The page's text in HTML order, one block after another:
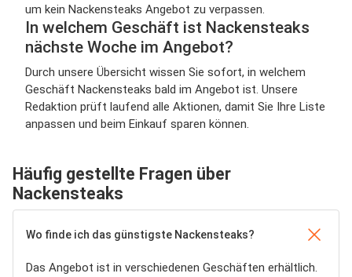
um kein Nackensteaks Angebot zu verpassen.
In welchem Geschäft ist Nackensteaks
nächste Woche im Angebot?
Durch unsere Übersicht wissen Sie sofort, in welchem
Geschäft Nackensteaks bald im Angebot ist. Unsere
Redaktion prüft laufend alle Aktionen, damit Sie Ihre Liste
anpassen und beim Einkauf sparen können.
Häufig gestellte Fragen über
Nackensteaks
Wo finde ich das günstigste Nackensteaks?
Das Angebot ist in verschiedenen Geschäften erhältlich.